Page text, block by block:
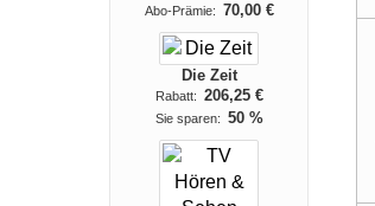
Abo-Prämie: 70,00 €
Die Zeit
Rabatt: 206,25 €
Sie sparen: 50 %